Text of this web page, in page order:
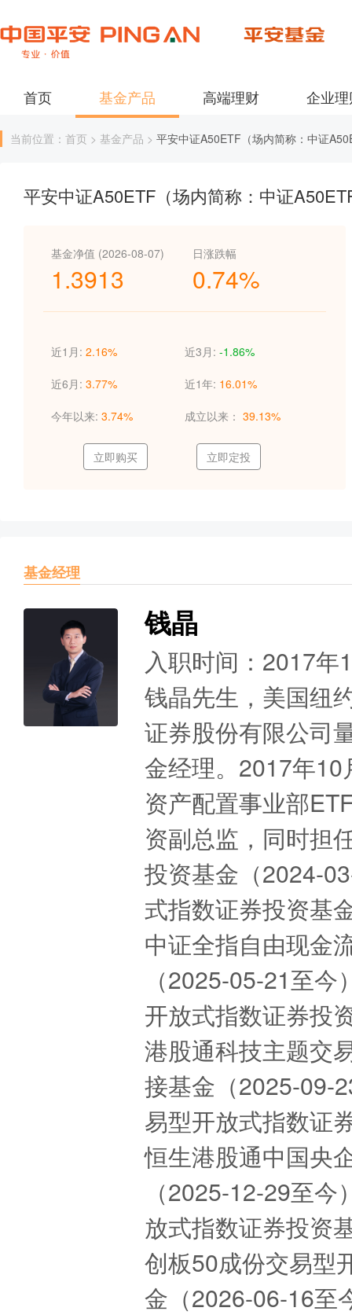
首页 基金产品 高端理财 企业
当前位置：首页 > 基金产品 > 平安中证A50ETF（场内简称：中证
平安中证A50ETF（场内简称：中证
基金净值 (2026-08-07)
1.3913
日涨跌幅
0.74%
近1月: 2.16% 近3月: -1.86%
近6月: 3.77% 近1年: 16.01%
今年以来: 3.74% 成立以来： 39.13%
立即购买 立即定投
基金经理
钱晶
入职时间：2017年
钱晶先生，美国纽
证券股份有限公司
金经理。2017年
资产配置事业部
资副总监，同时担
投资基金（2024-
式指数证券投资基
中证全指自由现金
（2025-05-21至
开放式指数证券投
港股通科技主题交
接基金（2025-09-
易型开放式指数证
恒生港股通中国央
（2025-12-29至
放式指数证券投资
创板50成份交易型
金（2026-06-16至